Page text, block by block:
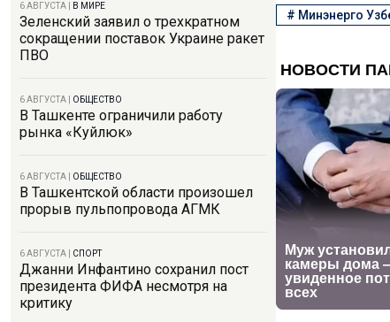
6 АВГУСТА В МИРЕ
Зеленский заявил о трехкратном
сокращении поставок Украине ракет
ПВО
6 АВГУСТА ОБЩЕСТВО
В Ташкенте ограничили работу
рынка «Куйлюк»
6 АВГУСТА ОБЩЕСТВО
В Ташкентской области произошел
прорыв пульпопровода АГМК
6 АВГУСТА СПОРТ
Джанни Инфантино сохранил пост
президента ФИФА несмотря на
критику
# Минэнерго